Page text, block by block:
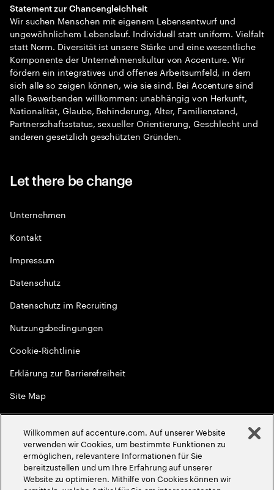
Statement zur Chancengleichheit
Wir suchen Menschen mit eigenem Lebensentwurf und
ungewöhnlichem Lebenslauf. Individuell statt uniform. Vielfalt
statt Norm. Diversität ist unsere Stärke und eine wesentliche
Komponente der Unternehmenskultur von Accenture. Wir
fördern ein integratives und offenes Arbeitsumfeld, in dem
sich alle so zeigen können, wie sie sind. Bei Accenture sind
alle Bewerbenden willkommen: unabhängig von Herkunft,
Nationalität, Glaube, Behinderung, Alter, Familienstand,
Partnerschaftsstatus, sexueller Orientierung, Geschlecht und
anderen gesetzlich geschützten Gründen.
Let there be change
Unternehmen
Kontakt
Impressum
Datenschutz
Datenschutz im Recruiting
Nutzungsbedingungen
Cookie-Richtlinie
Erklärung zur Barrierefreiheit
Site Map
Globale Meritokratie
2026Accenture. Alle Rechte vorbehalten
Willkommen auf accenture.com. Auf unserer Website
verwenden wir Cookies, um bestimmte Funktionen zu
ermöglichen, relevantere Informationen für Sie
bereitzustellen und um Ihre Erfahrung auf unserer
Website zu optimieren. Mithilfe von Cookies können wir